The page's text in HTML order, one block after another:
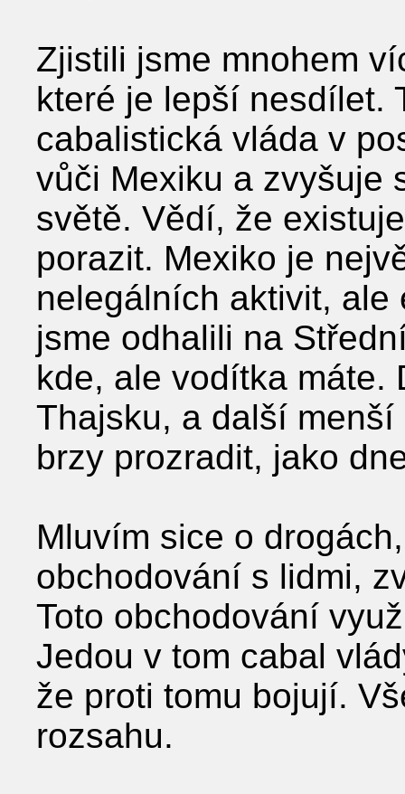
Zjistili jsme mnohem
které je lepší nesdílet.
cabalistická vláda v
vůči Mexiku a zvyšuje
světě. Vědí, že
porazit. Mexiko je
nelegálních aktivit,
jsme odhalili na
kde, ale vodítka máte.
Thajsku, a další
brzy prozradit, jako
Mluvím sice o
obchodování s lidmi,
Toto obchodování
Jedou v tom cabal
že proti tomu bojují.
rozsahu.